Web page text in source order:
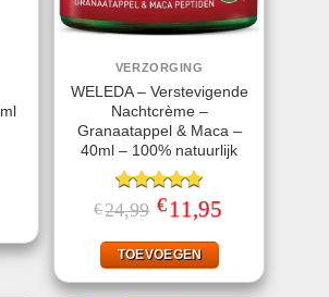
VERZORGING
WELEDA – Verstevigende
Nachtcrème –
Granaatappel & Maca –
40ml – 100% natuurlijk
Gewaardeerd
5.00uit 5
€24,99 Oorspronkelijke
prijs
€24,99.
€ 11,95prijs
TOEVOEGEN